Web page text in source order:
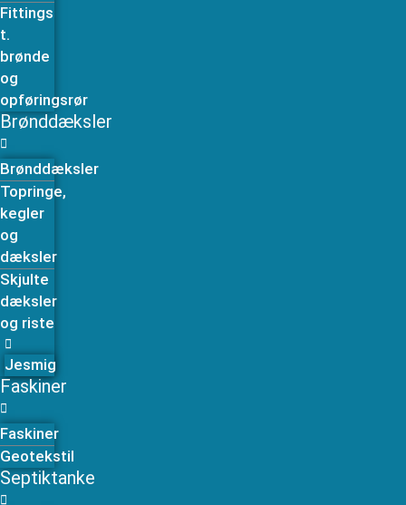
Fittings
t.
brønde
og
opføringsrør
Brønddæksler
Brønddæksler
Topringe,
kegler
og
dæksler
Skjulte
dæksler
og riste
Jesmig
Faskiner
Faskiner
Geotekstil
Septiktanke